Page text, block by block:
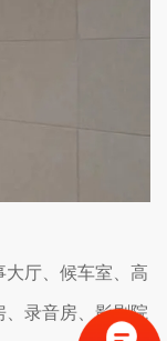
厅、候车室、高
、录音房、影剧院